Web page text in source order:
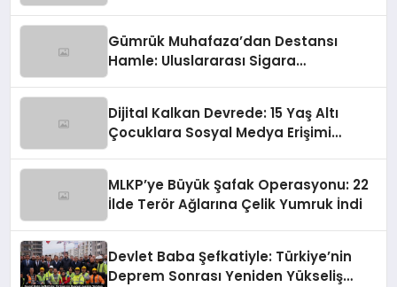
Gümrük Muhafaza’dan Destansı
Hamle: Uluslararası Sigara
Dijital Kalkan Devrede: 15 Yaş Altı
Çocuklara Sosyal Medya Erişimi
MLKP’ye Büyük Şafak Operasyonu: 22
İlde Terör Ağlarına Çelik Yumruk İndi
Devlet Baba Şefkatiyle: Türkiye’nin
Deprem Sonrası Yeniden Yükseliş